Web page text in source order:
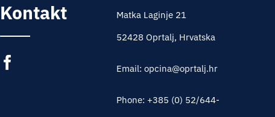
Kontakt
Matka Laginje 21
52428 Oprtalj, Hrvatska
Email: opcina@oprtalj.hr
Phone: +385 (0) 52/644-